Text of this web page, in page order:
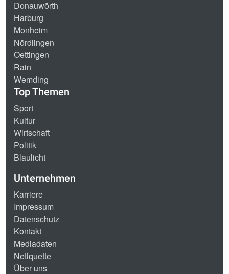
Donauwörth
Harburg
Monheim
Nördlingen
Oettingen
Rain
Wemding
Top Themen
Sport
Kultur
Wirtschaft
Politik
Blaulicht
Unternehmen
Karriere
Impressum
Datenschutz
Kontakt
Mediadaten
Netiquette
Über uns